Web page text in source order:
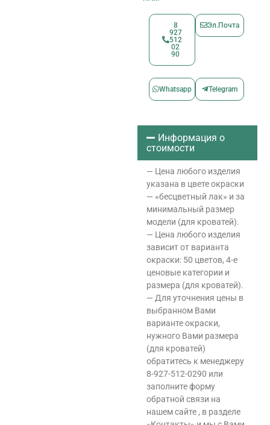
8
927
512
02
90
Эл.Почта
Whatsapp Telegram
Информация о
стоимости
— Цена любого изделия
указана в цвете окраски
— «бесцветный лак» и за
минимальный размер
модели (для кроватей).
— Цена любого изделия
зависит от варианта
окраски: 50 цветов, 4-е
ценовые категории и
размера (для кроватей).
— Для уточнения цены в
выбранном Вами
варианте окраски,
нужного Вами размера
(для кроватей)
обратитесь к менеджеру
8-927-512-0290 или
заполните форму
обратной связи на
нашем сайте , в разделе